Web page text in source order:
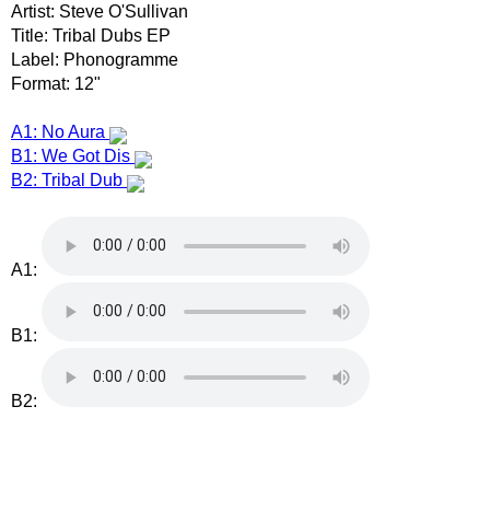
Artist: Steve O'Sullivan
Title: Tribal Dubs EP
Label: Phonogramme
Format: 12"
A1: No Aura
B1: We Got Dis
B2: Tribal Dub
A1:
B1:
B2: